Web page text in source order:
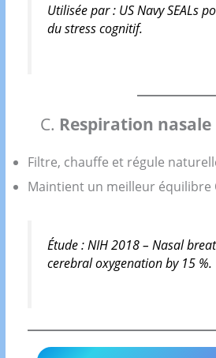
Utilisée par : US Navy SEALs
du stress cognitif.
C. Respiration
Filtre, chauffe et régule
Maintient un meilleur équilibre
Étude :NIH 2018 – Nasal
cerebral oxygenation by 15 %.